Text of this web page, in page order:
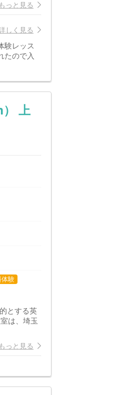
もっと見る
しく見る
験レッス
たので入
上
体験
とする英
は、埼玉
もっと見る